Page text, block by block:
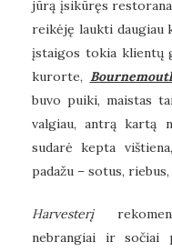
jūrą įsikūręs
reikėję laukti daugiau
įstaigos tokia klientų
kurorte,
buvo puiki, maistas
valgiau, antrą kartą
sudarė kepta
padažu – sotus,
Harvesterį
nebrangiai ir sočiai